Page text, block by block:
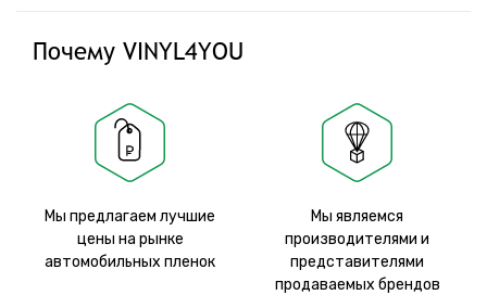
Почему VINYL4YOU
Мы предлагаем лучшие
цены на рынке
автомобильных пленок
Мы являемся
производителями и
представителями
продаваемых брендов